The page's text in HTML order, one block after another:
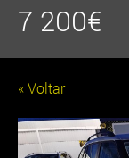
7 200€
« Voltar